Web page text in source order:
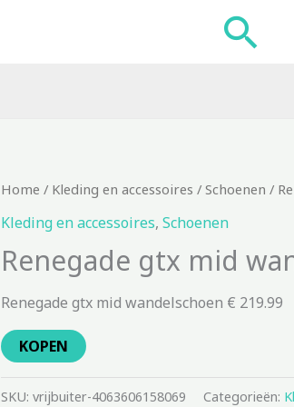
Home / Kleding en accessoires / Schoenen /
Kleding en accessoires, Schoenen
Renegade gtx mid
Renegade gtx mid wandelschoen € 219.99
KOPEN
SKU: vrijbuiter-4063606158069 Categorieën: